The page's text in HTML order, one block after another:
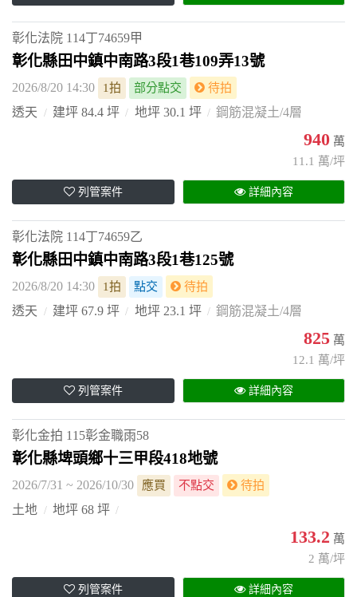
彰化法院 114丁74659甲
彰化縣田中鎮中南路3段1巷109弄13號
2026/8/20 14:30 1拍 部分點交 待拍
透天 建坪 84.4 坪 地坪 30.1 坪 鋼筋混凝土/4層
940 萬
11.1 萬/坪
列管案件 詳細內容
彰化法院 114丁74659乙
彰化縣田中鎮中南路3段1巷125號
2026/8/20 14:30 1拍 點交 待拍
透天 建坪 67.9 坪 地坪 23.1 坪 鋼筋混凝土/4層
825 萬
12.1 萬/坪
列管案件 詳細內容
彰化金拍 115彰金職雨58
彰化縣埤頭鄉十三甲段418地號
2026/7/31 ~ 2026/10/30 應買 不點交 待拍
土地 地坪 68 坪
133.2 萬
2 萬/坪
列管案件 詳細內容